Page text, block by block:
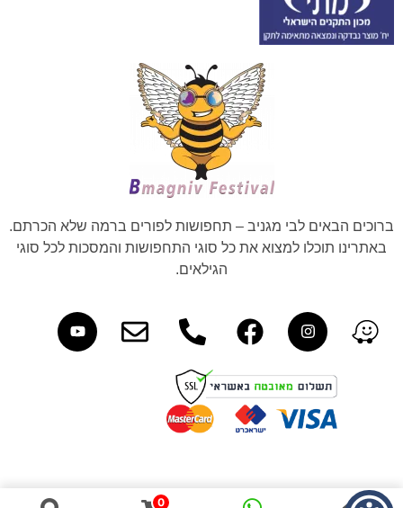
ברוכים הבאים לבי מגניב – תחפושות לפורים ברמה שלא הכרתם.
באתרינו תוכלו למצוא את כל סוגי התחפושות והמסכות לכל סוגי
הגילאים.
0